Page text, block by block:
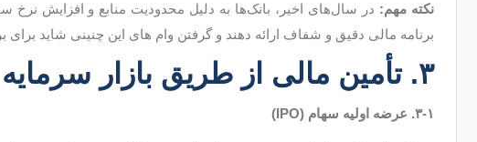
نکته مهم: در سال‌های اخیر، بانک‌ها به دلیل محدودیت منابع و افزایش نرخ
برنامه مالی دقیق و شفاف ارائه دهند و گرفتن وام های این چنینی شاید
۳. تأمین مالی از طریق بازار سرمایه
۳-۱. عرضه اولیه سهام (IPO)